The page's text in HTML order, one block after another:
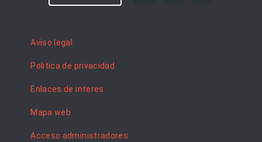
Aviso legal
Politica de privacidad
Enlaces de interes
Mapa web
Acceso administradores